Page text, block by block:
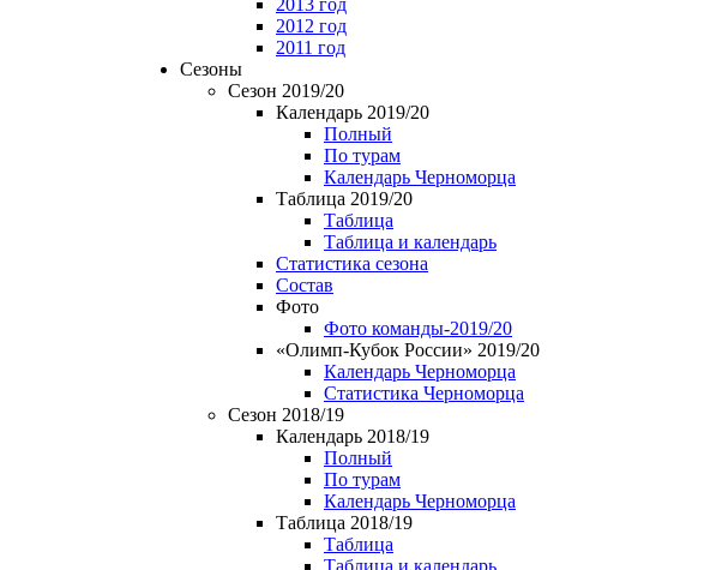
2013 год
2012 год
2011 год
Сезоны
Сезон 2019/20
Календарь 2019/20
Полный
По турам
Календарь Черноморца
Таблица 2019/20
Таблица
Таблица и календарь
Статистика сезона
Состав
Фото
Фото команды-2019/20
«Олимп-Кубок России» 2019/20
Календарь Черноморца
Статистика Черноморца
Сезон 2018/19
Календарь 2018/19
Полный
По турам
Календарь Черноморца
Таблица 2018/19
Таблица
Таблица и календарь